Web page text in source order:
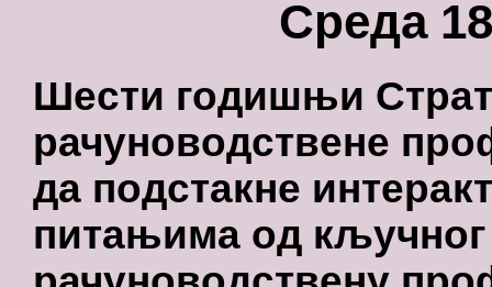
Среда
Шести годишњи
рачуноводствене
да подстакне
питањима од кључног